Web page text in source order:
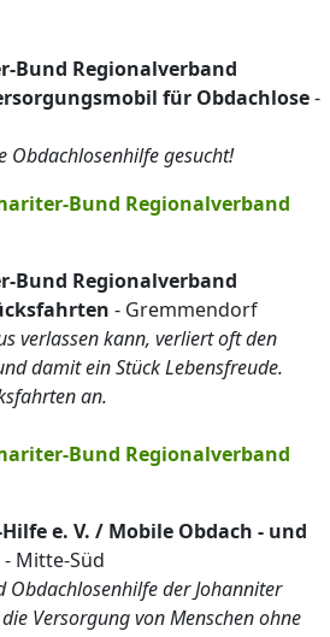
Bund Regionalverband
für Obdachlose-
Obdachlosenhilfe gesucht!
Bund Regionalverband
Bund Regionalverband
- Gremmendorf
verlassen kann, verliert oft den
damit ein Stück Lebensfreude.
an.
Bund Regionalverband
e. V. / Mobile Obdach - und
- Mitte-Süd
Obdachlosenhilfe der Johanniter
Versorgung von Menschen ohne